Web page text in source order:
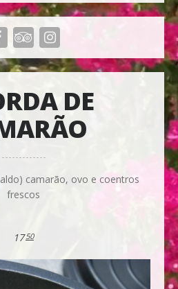
DE
camarão, ovo e coentros
frescos
17 50